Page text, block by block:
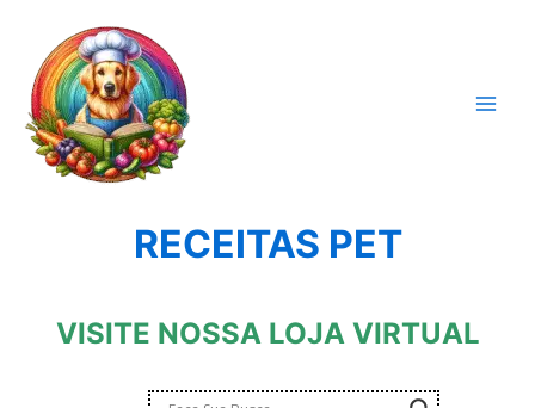
conteúdo
RECEITAS PET
VISITE NOSSA LOJA VIRTUAL